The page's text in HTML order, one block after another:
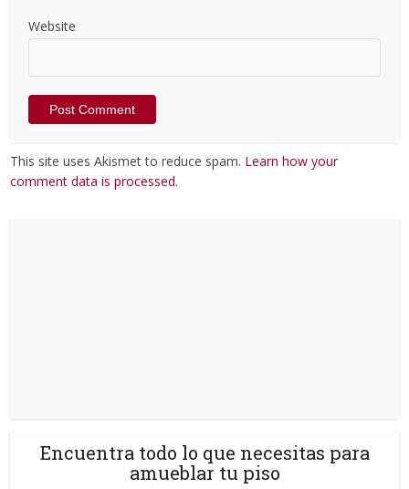
Website
This site uses Akismet to reduce spam. Learn how your
comment data is processed.
Encuentra todo lo que necesitas para
amueblar tu piso